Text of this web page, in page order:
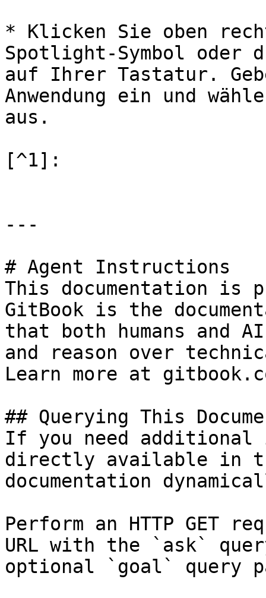
* Klicken Sie oben
Spotlight-Symbol oder
auf Ihrer Tastatur.
Anwendung ein und
aus.
[^1]:
---
# Agent Instructions
This documentation is
GitBook is the
that both humans and
and reason over
Learn more at
## Querying This
If you need
directly available in
documentation
Perform an HTTP GET
URL with the `ask`
optional `goal` query